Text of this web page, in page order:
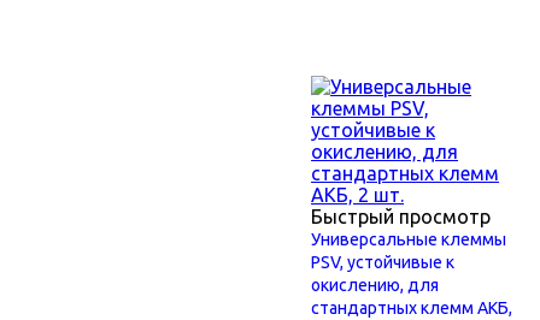
Быстрый просмотр
Универсальные клеммы
PSV, устойчивые к
окислению, для
стандартных клемм АКБ,